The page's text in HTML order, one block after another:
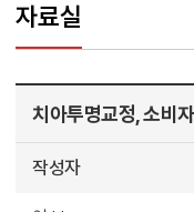
자료실
치아투명교정, 소비
작성자